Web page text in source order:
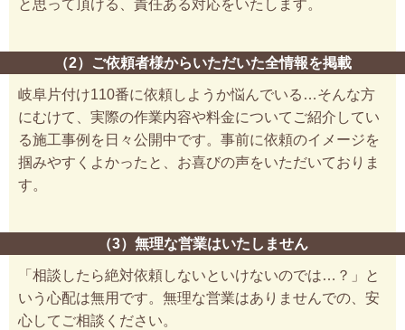
と思って頂ける、責任ある対応をいたします。
（2）ご依頼者様からいただいた全情報を掲載
岐阜片付け110番に依頼しようか悩んでいる…そんな方
にむけて、実際の作業内容や料金についてご紹介してい
る施工事例を日々公開中です。事前に依頼のイメージを
掴みやすくよかったと、お喜びの声をいただいておりま
す。
（3）無理な営業はいたしません
「相談したら絶対依頼しないといけないのでは…？」と
いう心配は無用です。無理な営業はありませんでの、安
心してご相談ください。